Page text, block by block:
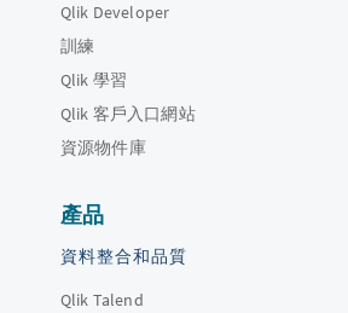
Qlik Developer
訓練
Qlik 學習
Qlik 客戶入口網站
資源物件庫
產品
資料整合和品質
Qlik Talend